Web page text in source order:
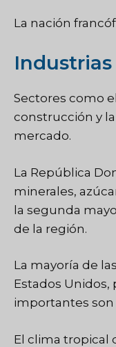
La nación
Sectores como
construcción y
mercado.
La República
minerales,
la segunda
de la región.
La mayoría de
Estados Unidos,
importantes son
El clima tropical